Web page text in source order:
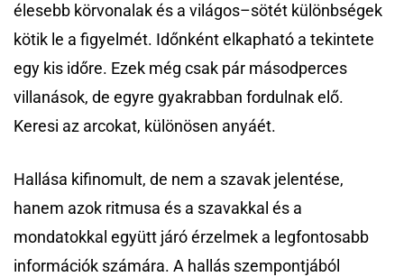
élesebb körvonalak és a világos–sötét különbségek
kötik le a figyelmét. Időnként elkapható a tekintete
egy kis időre. Ezek még csak pár másodperces
villanások, de egyre gyakrabban fordulnak elő.
Keresi az arcokat, különösen anyáét.
Hallása kifinomult, de nem a szavak jelentése,
hanem azok ritmusa és a szavakkal és a
mondatokkal együtt járó érzelmek a legfontosabb
információk számára. A hallás szempontjából